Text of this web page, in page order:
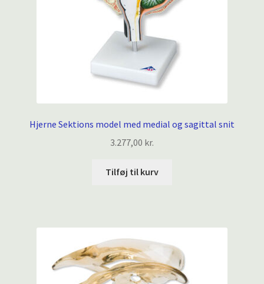
Hjerne Sektions model med medial og sagittal snit
3.277,00 kr.
Tilføj til kurv